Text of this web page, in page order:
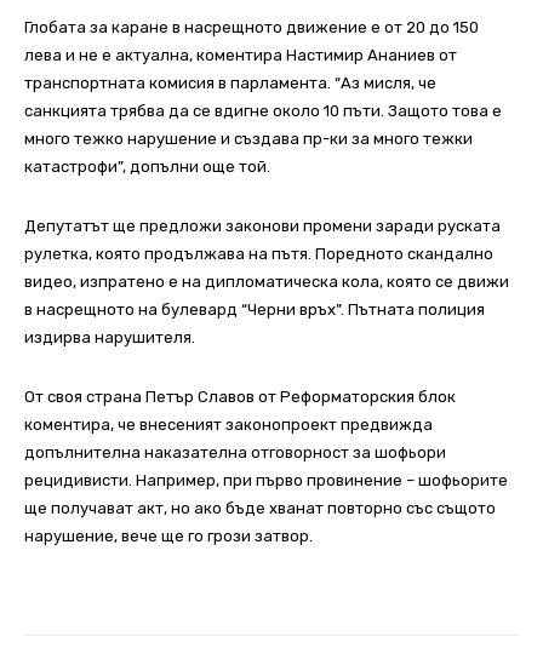
Глобата зa каране в насрещното движение е от 20 до 150
лева и не е актуална, коментира Настимир Ананиев от
транспортната комисия в парламента. “Аз мисля, че
санкцията трябва да се вдигне около 10 пъти. Защото това е
много тежко нарушение и създава пр-ки за много тежки
катастрофи”, допълни още той.
Депутатът ще предложи законови промени заради руската
рулетка, която продължава на пътя. Поредното скандално
видео, изпратено е на дипломатическа кола, която се движи
в насрещното на булевард “Черни връх”. Пътната полиция
издирва нарушителя.
От своя страна Петър Славов от Реформаторския блок
коментира, че внесеният законопроект предвижда
допълнителна наказателна отговорност за шофьори
рецидивисти. Например, при първо провинение – шофьорите
ще получават акт, но ако бъде хванат повторно със същото
нарушение, вече ще го грози затвор.